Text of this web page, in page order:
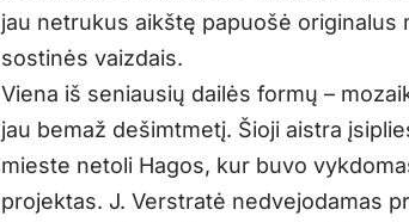
jau netrukus aikštę papuošė originalus
sostinės vaizdais.
Viena iš seniausių dailės formų –
jau bemaž dešimtmetį. Šioji aistra
mieste netoli Hagos, kur buvo
projektas. J. Verstratė nedvejodamas